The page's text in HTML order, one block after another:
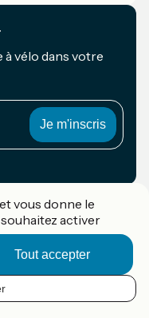
à vélo dans votre
vous donne le
activer
Tout accepter